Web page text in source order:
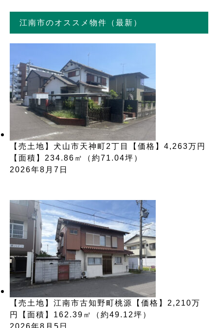
江南市のオススメ物件（最新）
【売土地】犬山市天神町2丁目【価格】4,263万円
【面積】234.86㎡（約71.04坪）
2026年8月7日
【売土地】江南市古知野町桃源【価格】2,210万
円【面積】162.39㎡（約49.12坪）
2026年8月5日